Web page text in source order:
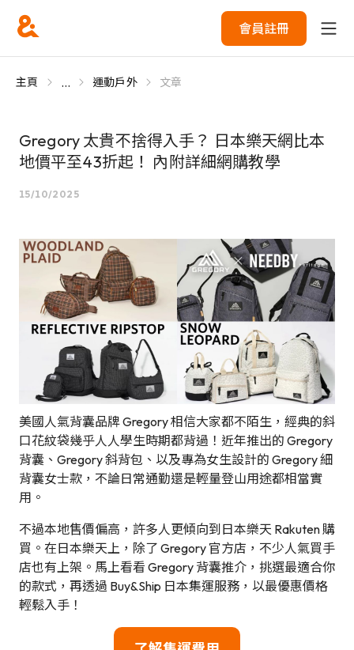
會員註冊
主頁 ... 運動戶外 文章
Gregory 太貴不捨得入手？ 日本樂天網比本
地價平至43折起！ 內附詳細網購教學
15/10/2025
美國人氣背囊品牌 Gregory 相信大家都不陌生，經典的斜
口花紋袋幾乎人人學生時期都背過！近年推出的 Gregory
背囊、Gregory 斜背包、以及專為女生設計的 Gregory 細
背囊女士款，不論日常通勤還是輕量登山用途都相當實
用。
不過本地售價偏高，許多人更傾向到日本樂天 Rakuten 購
買。在日本樂天上，除了 Gregory 官方店，不少人氣買手
店也有上架。馬上看看 Gregory 背囊推介，挑選最適合你
的款式，再透過 Buy&Ship 日本集運服務，以最優惠價格
輕鬆入手！